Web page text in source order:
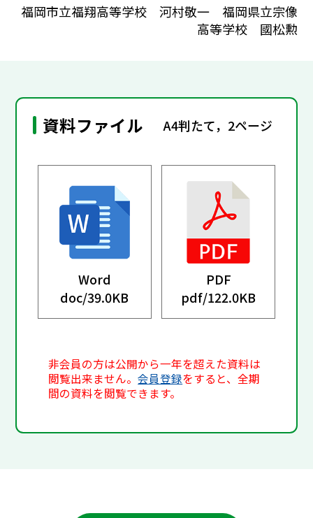
福岡市立福翔高等学校 河村敬一 福岡県立宗像
高等学校 國松勲
資料ファイル A4判たて，2ページ
Word
doc/39.0KB
PDF
pdf/122.0KB
非会員の方は公開から一年を超えた資料は
閲覧出来ません。会員登録をすると、全期
間の資料を閲覧できます。